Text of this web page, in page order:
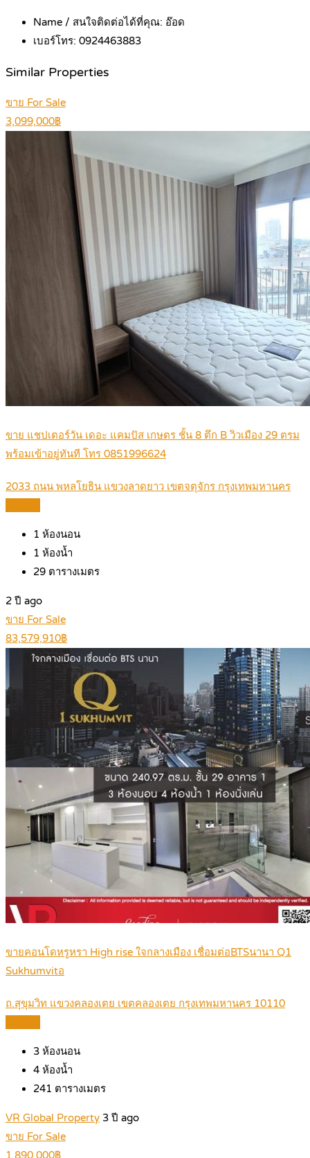
Name / สนใจติดต่อได้ที่คุณ: อ๊อด
เบอร์โทร: 0924463883
Similar Properties
ขาย For Sale
3,099,000฿
ขาย แชปเตอร์วัน เดอะ แคมปัส เกษตร ชั้น 8 ตึก B วิวเมือง 29 ตรม
พร้อมเข้าอยู่ทันที โทร 0851996624
2033 ถนน พหลโยธิน แขวงลาดยาว เขตจตุจักร กรุงเทพมหานคร
1 ห้องนอน
1 ห้องน้ำ
29 ตารางเมตร
2 ปี ago
ขาย For Sale
83,579,910฿
ขายคอนโดหรูหรา High rise ใจกลางเมือง เชื่อมต่อBTSนานา Q1
Sukhumvitอ
ถ.สุขุมวิท แขวงคลองเตย เขตคลองเตย กรุงเทพมหานคร 10110
3 ห้องนอน
4 ห้องน้ำ
241 ตารางเมตร
VR Global Property 3 ปี ago
ขาย For Sale
1,890,000฿